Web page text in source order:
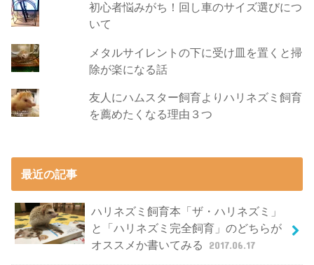
初心者悩みがち！回し車のサイズ選びにつ
いて
メタルサイレントの下に受け皿を置くと掃
除が楽になる話
友人にハムスター飼育よりハリネズミ飼育
を薦めたくなる理由３つ
最近の記事
ハリネズミ飼育本「ザ・ハリネズミ」
と「ハリネズミ完全飼育」のどちらが
オススメか書いてみる
2017.06.17